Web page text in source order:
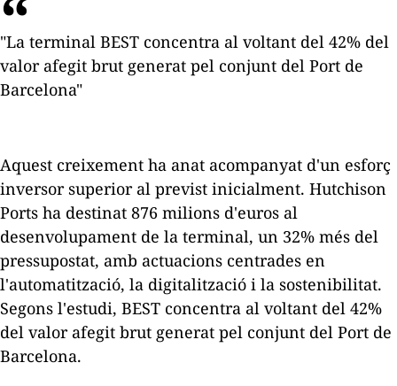
"La terminal BEST concentra al voltant del 42% del
valor afegit brut generat pel conjunt del Port de
Barcelona"
Aquest creixement ha anat acompanyat d'un esforç
inversor superior al previst inicialment. Hutchison
Ports ha destinat 876 milions d'euros al
desenvolupament de la terminal, un 32% més del
pressupostat, amb actuacions centrades en
l'automatització, la digitalització i la sostenibilitat.
Segons l'estudi, BEST concentra al voltant del 42%
del valor afegit brut generat pel conjunt del Port de
Barcelona.